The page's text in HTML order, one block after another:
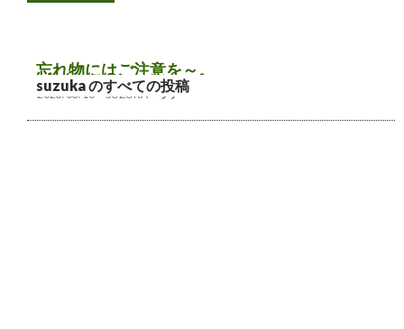
suzuka のすべての投稿
忘れ物にはご注意を～。
2023/03/10 SUZUKA ツアー